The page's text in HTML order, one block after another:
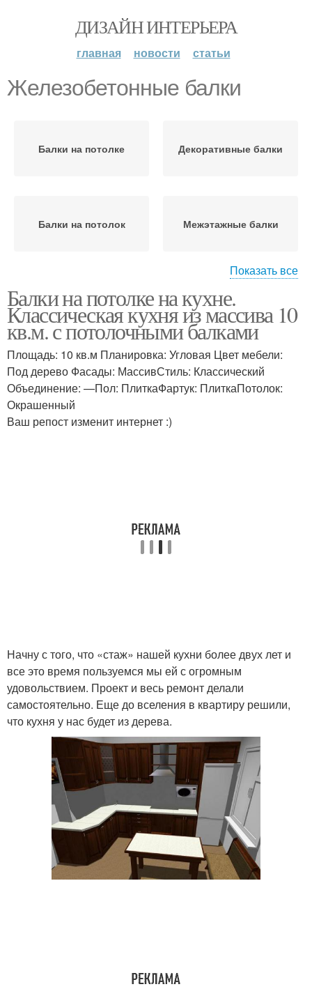
ДИЗАЙН ИНТЕРЬЕРА
главная новости статьи
Железобетонные балки
Балки на потолке Декоративные балки
Балки на потолок Межэтажные балки
Потолок с балками
Показать все
Балки на потолке на кухне.
Классическая кухня из массива 10
кв.м. с потолочными балками
Площадь: 10 кв.м Планировка: Угловая Цвет мебели:
Под дерево Фасады: МассивСтиль: Классический
Объединение: —Пол: ПлиткаФартук: ПлиткаПотолок:
Окрашенный
Ваш репост изменит интернет :)
Начну с того, что «стаж» нашей кухни более двух лет и
все это время пользуемся мы ей с огромным
удовольствием. Проект и весь ремонт делали
самостоятельно. Еще до вселения в квартиру решили,
что кухня у нас будет из дерева.